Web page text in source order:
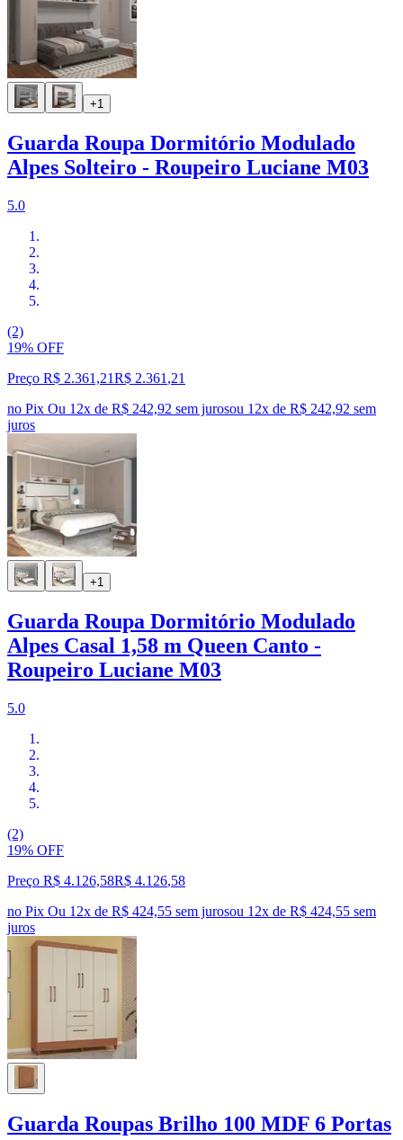
+1
Guarda Roupa Dormitório Modulado
Alpes Solteiro - Roupeiro Luciane M03
5.0
(2)
19% OFF
Preço R$ 2.361,21R$ 2.361 ,21
no Pix Ou 12x de R$ 242,92 sem jurosou 12x de R$ 242,92 sem
juros
+1
Guarda Roupa Dormitório Modulado
Alpes Casal 1,58 m Queen Canto -
Roupeiro Luciane M03
5.0
(2)
19% OFF
Preço R$ 4.126,58R$ 4.126,58
no Pix Ou 12x de R$ 424,55 sem jurosou 12x de R$ 424,55 sem
juros
Guarda Roupas Brilho 100 MDF 6 Portas